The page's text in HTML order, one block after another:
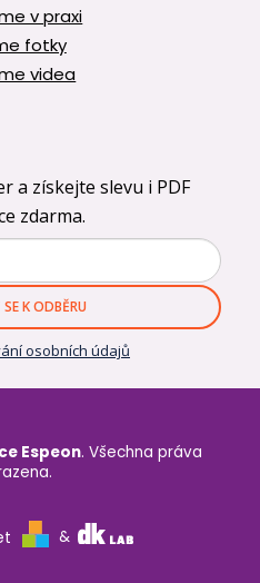
v praxi
fotky
videa
a získejte slevu i PDF
zdarma.
K ODBĚRU
osobních údajů
&
Espeon. Všechna práva